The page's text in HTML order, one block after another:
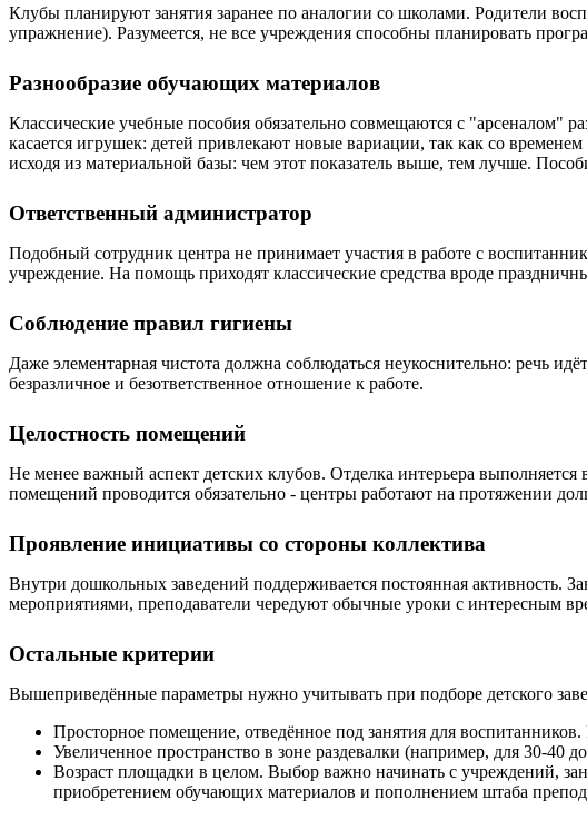
Клубы планируют занятия заранее по аналогии со школами. Родители
упражнение). Разумеется, не все учреждения способны планировать
Разнообразие обучающих материалов
Классические учебные пособия обязательно совмещаются с "арсеналом"
касается игрушек: детей привлекают новые вариации, так как со
исходя из материальной базы: чем этот показатель выше, тем лучше.
Ответственный администратор
Подобный сотрудник центра не принимает участия в работе с
учреждение. На помощь приходят классические средства вроде
Соблюдение правил гигиены
Даже элементарная чистота должна соблюдаться неукоснительно: речь
безразличное и безответственное отношение к работе.
Целостность помещений
Не менее важный аспект детских клубов. Отделка интерьера
помещений проводится обязательно - центры работают на протяжении
Проявление инициативы со стороны коллектива
Внутри дошкольных заведений поддерживается постоянная активность.
мероприятиями, преподаватели чередуют обычные уроки с интересным
Остальные критерии
Вышеприведённые параметры нужно учитывать при подборе детского
Просторное помещение, отведённое под занятия для
Увеличенное пространство в зоне раздевалки (например, для 30-40
Возраст площадки в целом. Выбор важно начинать с учреждений,
приобретением обучающих материалов и пополнением штаба